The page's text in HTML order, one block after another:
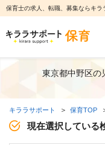
保育士の求人、転職、募集ならキラ
東京都中野区の
キララサポート 保育TOP
現在選択している